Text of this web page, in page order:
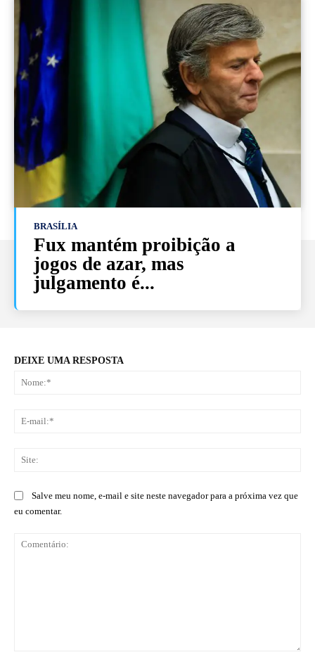
BRASÍLIA
Fux mantém proibição a
jogos de azar, mas
julgamento é...
DEIXE UMA RESPOSTA
Salve meu nome, e-mail e site neste navegador para a próxima vez que
eu comentar.